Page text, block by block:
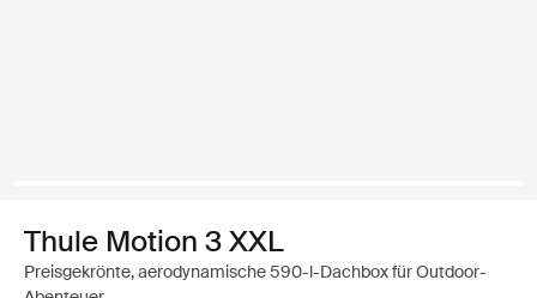
Thule Motion 3 XXL
Preisgekrönte, aerodynamische 590-l-Dachbox für Outdoor-